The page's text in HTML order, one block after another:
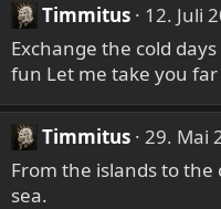
Timmitus
12. Juli
Exchange the cold
fun Let me take you
Timmitus 29. Mai
From the islands to
sea.